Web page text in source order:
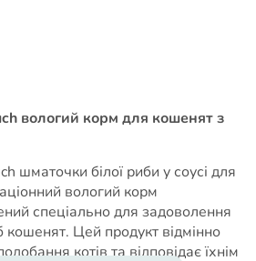
вологий корм для кошенят з
шматочки білої риби у соусі для
вологий корм
спеціально для задоволення
кошенят. Цей продукт відмінно
котів та відповідає їхнім